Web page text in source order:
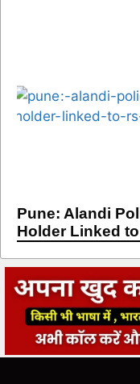
Pune: Alandi
Holder Linked